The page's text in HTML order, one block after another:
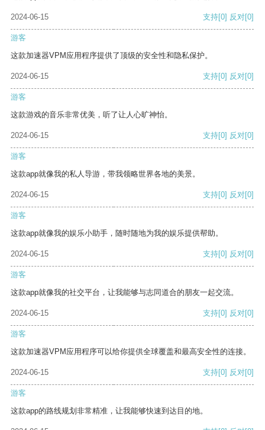
2024-06-15 支持[0] 反对[0]
游客
这款加速器VPM应用程序提供了顶级的安全性和隐私保护。
2024-06-15 支持[0] 反对[0]
游客
这款游戏的音乐非常优美，听了让人心旷神怡。
2024-06-15 支持[0] 反对[0]
游客
这款app就像我的私人导游，带我领略世界各地的美景。
2024-06-15 支持[0] 反对[0]
游客
这款app就像我的娱乐小助手，随时随地为我的娱乐提供帮助。
2024-06-15 支持[0] 反对[0]
游客
这款app就像我的社交平台，让我能够与志同道合的朋友一起交流。
2024-06-15 支持[0] 反对[0]
游客
这款加速器VPM应用程序可以给你提供全球覆盖和最高安全性的连接。
2024-06-15 支持[0] 反对[0]
游客
这款app的路线规划非常精准，让我能够快速到达目的地。